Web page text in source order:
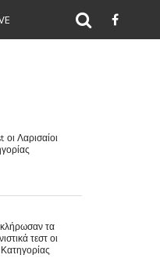
Λαρισαίοι
τα
τεστ οι
Κατηγορίας